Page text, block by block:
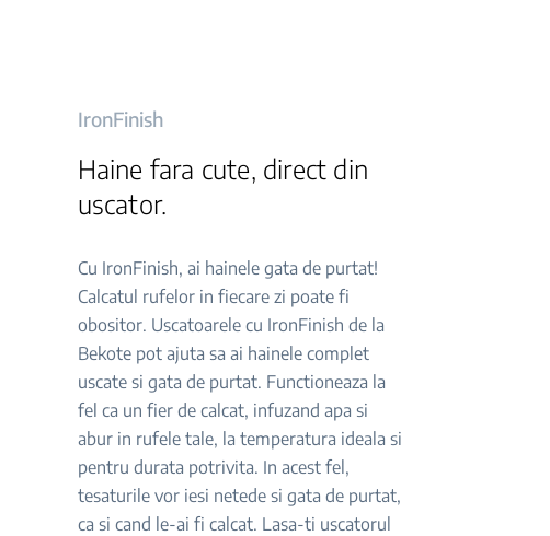
IronFinish
Haine fara cute, direct din
uscator.
Cu IronFinish, ai hainele gata de purtat!
Calcatul rufelor in fiecare zi poate fi
obositor. Uscatoarele cu IronFinish de la
Bekote pot ajuta sa ai hainele complet
uscate si gata de purtat. Functioneaza la
fel ca un fier de calcat, infuzand apa si
abur in rufele tale, la temperatura ideala si
pentru durata potrivita. In acest fel,
tesaturile vor iesi netede si gata de purtat,
ca si cand le-ai fi calcat. Lasa-ti uscatorul